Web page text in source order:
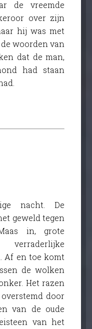
de vreemde
over zijn
hij was met
woorden van
dat de man,
had staan
nacht. De
geweld tegen
in, grote
Af en toe komt
de wolken
Het razen
door
van de oude
van het